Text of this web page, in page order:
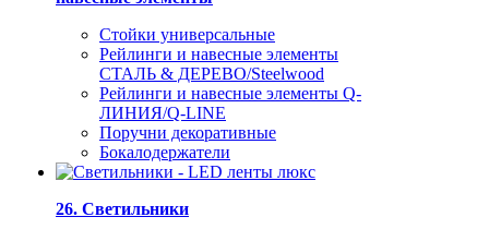
Стойки универсальные
Рейлинги и навесные элементы
СТАЛЬ & ДЕРЕВО/Steelwood
Рейлинги и навесные элементы Q-
ЛИНИЯ/Q-LINE
Поручни декоративные
Бокалодержатели
26. Светильники